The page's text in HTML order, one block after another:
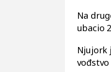
Na
ubacio
Njujork